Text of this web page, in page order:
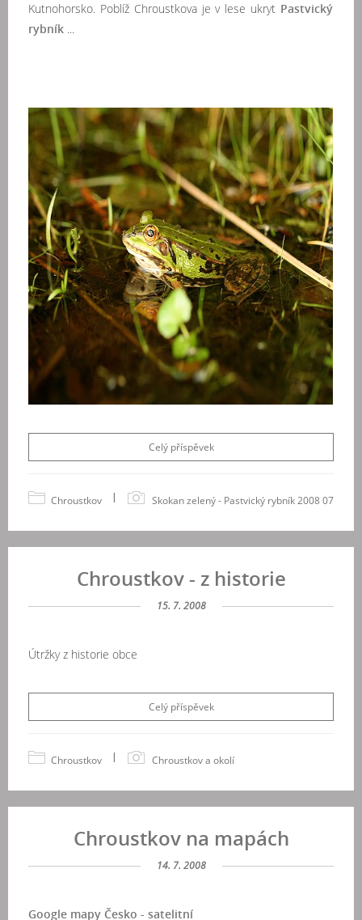
Kutnohorsko. Poblíž Chroustkova je v lese ukryt Pastvický
rybník ...
Celý příspěvek
Chroustkov | Skokan zelený - Pastvický rybník 2008 07
Chroustkov - z historie
15. 7. 2008
Útržky z historie obce
Celý příspěvek
Chroustkov | Chroustkov a okolí
Chroustkov na mapách
14. 7. 2008
Google mapy Česko - satelitní